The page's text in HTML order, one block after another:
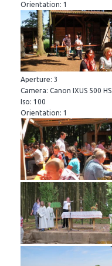
Orientation: 1
Aperture: 3
Camera: Canon IXUS 500 HS
Iso: 100
Orientation: 1